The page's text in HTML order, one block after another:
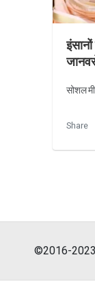
सोशल
Share
©2016-2023